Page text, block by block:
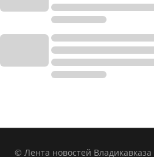
© Лента новостей Владикавказа